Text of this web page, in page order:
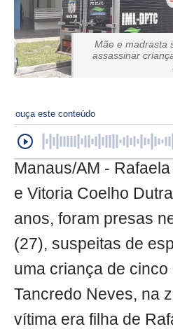
Mãe e madrasta
assassinar
ouça este conteúdo
Manaus/AM -
e Vitoria Coelho
anos, foram presas
(27), suspeitas de
uma criança de
Tancredo Neves, na
vítima era filha de